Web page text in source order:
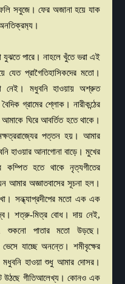
সবুজে। ফের অজানা হয়ে যাক
পারে। নাহলে খুঁতে ভরা এই
প্রাগৈতিহাসিকদের মতো।
নেই। মধুবনি হাওয়ায় অশ্রুত
গ্রামের শ্লোক । নারীকন্ঠের
ঘিরে আবর্তিত হতে থাকে।
পত্তন হয়। আমার
হাওয়ার আনাগোনা বাড়ে। মুখের
কম্পিত হতে থাকে নৃত্যগীতের
আমার অজ্ঞাতবাসের সূচনা হল।
সন্ধ্যাপ্রদীপের মতো এক এক
শত্রু-মিত্র বোধ। দায় নেই,
শুকনো পাতার মতো উড়ছে।
যাচ্ছে অনন্তে। শমীবৃক্ষের
হাওয়া শুধু আমার দোসর।
উঠছে গীতিআলেখ্য। কোনও এক